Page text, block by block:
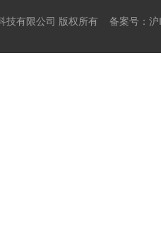
技有限公司 版权所有 备案号：